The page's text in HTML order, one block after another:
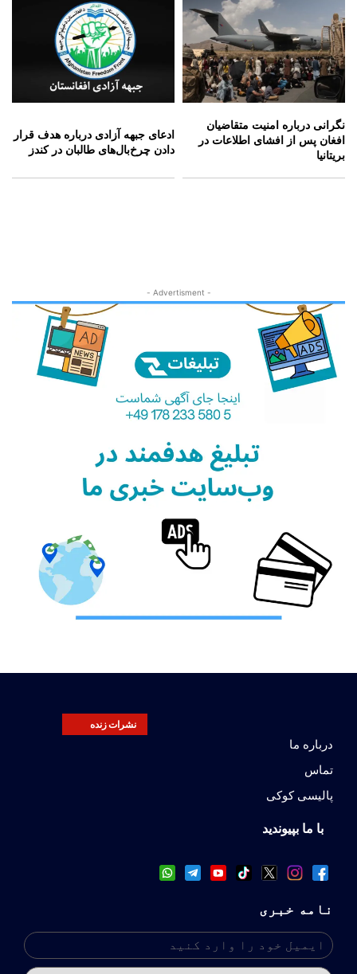
نگرانی درباره امنیت متقاضیان
افغان پس از افشای اطلاعات در
بریتانیا
ادعای جبهه آزادی درباره هدف قرار
دادن چرخ‌بال‌های طالبان در کندز
- Advertisment -
نشرات زنده
درباره ما
تماس
پالیسی کوکی
با ما بپیوندید
نامه خبری